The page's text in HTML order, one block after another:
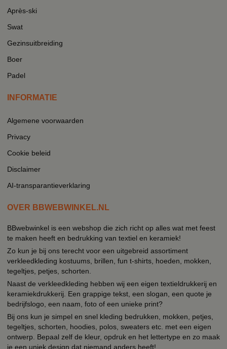
Après-ski
Swat
Gezinsuitbreiding
Boer
Padel
INFORMATIE
Algemene voorwaarden
Privacy
Cookie beleid
Disclaimer
AI-transparantieverklaring
OVER BBWEBWINKEL.NL
BBwebwinkel is een webshop die zich richt op alles wat met feest
te maken heeft en bedrukking van textiel en keramiek!
Zo kun je bij ons terecht voor een uitgebreid assortiment
verkleedkleding kostuums, brillen, fun t-shirts, hoeden, mokken,
tegeltjes, petjes, schorten.
Naast de verkleedkleding hebben wij een eigen textieldrukkerij en
keramiekdrukkerij. Een grappige tekst, een slogan, een quote je
bedrijfslogo, een naam, foto of een unieke print?
Bij ons kun je simpel en snel kleding bedrukken, mokken, petjes,
tegeltjes, schorten, hoodies, polos, sweaters etc. met een eigen
ontwerp. Bepaal zelf de kleur, opdruk en het lettertype en zo maak
je een uniek design dat niemand anders heeft!